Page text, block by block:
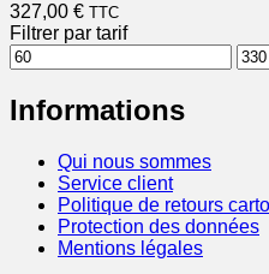
327,00 € TTC
Filtrer par tarif
Prix
min
Prix
Informations
Qui nous sommes
Service client
Politique de retours
Protection des données
Mentions légales